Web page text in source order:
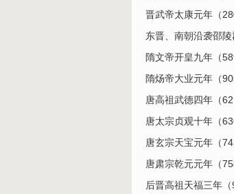
晋武帝太康元年（
东晋、南朝沿袭邵陵
隋文帝开皇九年（
隋炀帝大业元年（
唐高祖武德四年（
唐太宗贞观十年（
唐玄宗天宝元年（
唐肃宗乾元元年（
后晋高祖天福三年